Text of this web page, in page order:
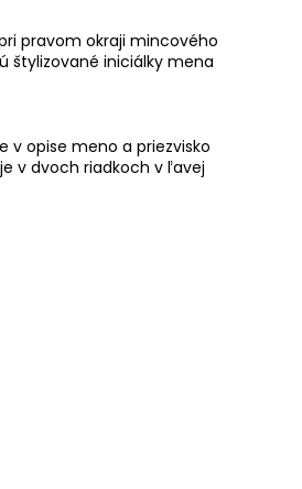
pravom okraji mincového
štylizované iniciálky mena
v opise meno a priezvisko
je v dvoch riadkoch v ľavej